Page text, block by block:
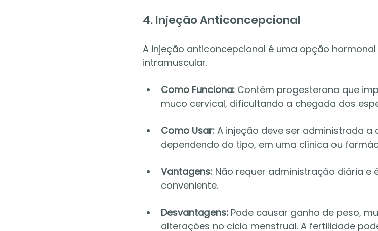
4. Injeção Anticoncepcional
A injeção anticoncepcional é uma opção
intramuscular.
Como Funciona: Contém progesterona que
muco cervical, dificultando a chegada dos
Como Usar: A injeção deve ser administrada a
dependendo do tipo, em uma clínica ou
Vantagens: Não requer administração diária e
conveniente.
Desvantagens: Pode causar ganho de peso,
alterações no ciclo menstrual. A fertilidade